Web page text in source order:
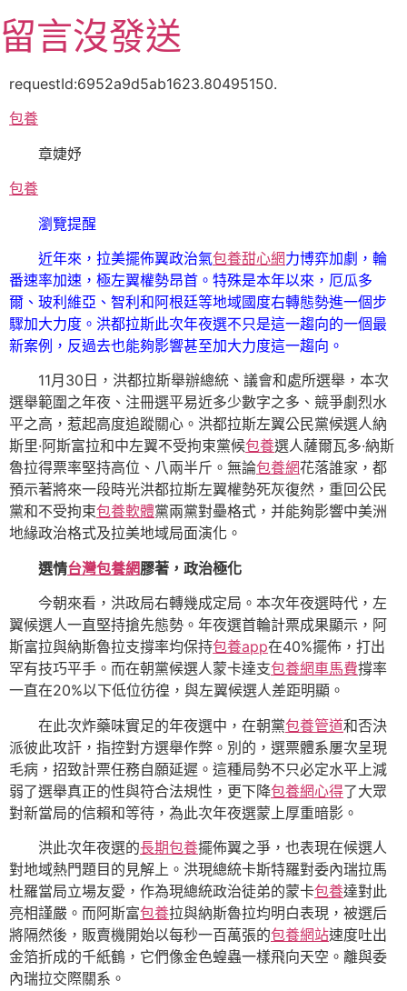
至
主
容
留言沒發送
requestId:6952a9d5ab1623.80495150.
包養
章婕妤
包養
瀏覽提醒
近年來，拉美擺佈翼政治氣包養甜心網力博弈加劇，輪
番速率加速，極左翼權勢昂首。特殊是本年以來，厄瓜多
爾、玻利維亞、智利和阿根廷等地域國度右轉態勢進一個步
驟加大力度。洪都拉斯此次年夜選不只是這一趨向的一個最
新案例，反過去也能夠影響甚至加大力度這一趨向。
11月30日，洪都拉斯舉辦總統、議會和處所選舉，本次
選舉範圍之年夜、注冊選平易近多少數字之多、競爭劇烈水
平之高，惹起高度追蹤關心。洪都拉斯左翼公民黨候選人納
斯里·阿斯富拉和中左翼不受拘束黨候包養選人薩爾瓦多·納斯
魯拉得票率堅持高位、八兩半斤。無論包養網花落誰家，都
預示著將來一段時光洪都拉斯左翼權勢死灰復然，重回公民
黨和不受拘束包養軟體黨兩黨對壘格式，并能夠影響中美洲
地緣政治格式及拉美地域局面演化。
選情台灣包養網膠著，政治極化
今朝來看，洪政局右轉幾成定局。本次年夜選時代，左
翼候選人一直堅持搶先態勢。年夜選首輪計票成果顯示，阿
斯富拉與納斯魯拉支撐率均保持包養app在40%擺佈，打出
罕有技巧平手。而在朝黨候選人蒙卡達支包養網車馬費撐率
一直在20%以下低位彷徨，與左翼候選人差距明顯。
在此次炸藥味實足的年夜選中，在朝黨包養管道和否決
派彼此攻訐，指控對方選舉作弊。別的，選票體系屢次呈現
毛病，招致計票任務自願延遲。這種局勢不只必定水平上減
弱了選舉真正的性與符合法規性，更下降包養網心得了大眾
對新當局的信賴和等待，為此次年夜選蒙上厚重暗影。
洪此次年夜選的長期包養擺佈翼之爭，也表現在候選人
對地域熱門題目的見解上。洪現總統卡斯特羅對委內瑞拉馬
杜羅當局立場友愛，作為現總統政治徒弟的蒙卡包養達對此
亮相謹嚴。而阿斯富包養拉與納斯魯拉均明白表現，被選后
將隔然後，販賣機開始以每秒一百萬張的包養網站速度吐出
金箔折成的千紙鶴，它們像金色蝗蟲一樣飛向天空。離與委
內瑞拉交際關系。